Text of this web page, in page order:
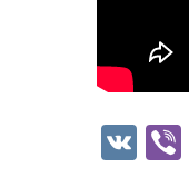
VK